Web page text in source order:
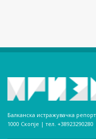
Балканска истражувачка
1000 Скопје | тел. +38923290280­